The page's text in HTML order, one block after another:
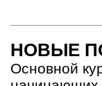
НОВЫЕ
Основной